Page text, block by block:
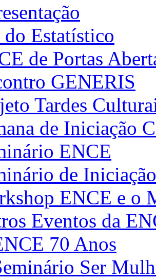
Estatístico
de Portas
GENERIS
Tardes
de Iniciação
ENCE
de
ENCE e o
Eventos da
70 Anos
Ser